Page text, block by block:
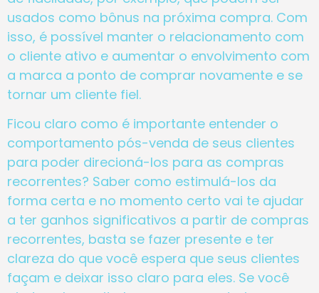
usados como bônus na próxima compra. Com
isso, é possível manter o relacionamento com
o cliente ativo e aumentar o envolvimento com
a marca a ponto de comprar novamente e se
tornar um cliente fiel.
Ficou claro como é importante entender o
comportamento pós-venda de seus clientes
para poder direcioná-los para as compras
recorrentes? Saber como estimulá-los da
forma certa e no momento certo vai te ajudar
a ter ganhos significativos a partir de compras
recorrentes, basta se fazer presente e ter
clareza do que você espera que seus clientes
façam e deixar isso claro para eles. Se você